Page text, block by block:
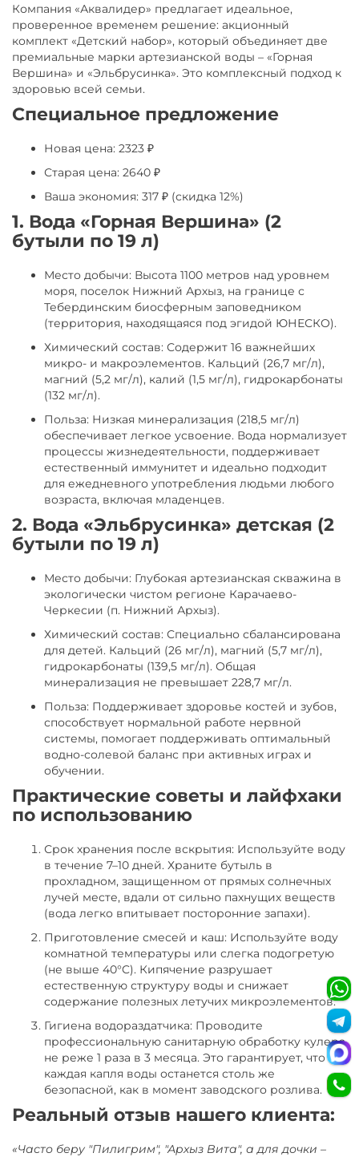
Компания «Аквалидер» предлагает идеальное,
проверенное временем решение: акционный
комплект «Детский набор», который объединяет две
премиальные марки артезианской воды – «Горная
Вершина» и «Эльбрусинка». Это комплексный подход к
здоровью всей семьи.
Специальное предложение
Новая цена: 2323 ₽
Старая цена: 2640 ₽
Ваша экономия: 317 ₽ (скидка 12%)
1. Вода «Горная Вершина» (2
бутыли по 19 л)
Место добычи: Высота 1100 метров над уровнем
моря, поселок Нижний Архыз, на границе с
Тебердинским биосферным заповедником
(территория, находящаяся под эгидой ЮНЕСКО).
Химический состав: Содержит 16 важнейших
микро- и макроэлементов. Кальций (26,7 мг/л),
магний (5,2 мг/л), калий (1,5 мг/л), гидрокарбонаты
(132 мг/л).
Польза: Низкая минерализация (218,5 мг/л)
обеспечивает легкое усвоение. Вода нормализует
процессы жизнедеятельности, поддерживает
естественный иммунитет и идеально подходит
для ежедневного употребления людьми любого
возраста, включая младенцев.
2. Вода «Эльбрусинка» детская (2
бутыли по 19 л)
Место добычи: Глубокая артезианская скважина в
экологически чистом регионе Карачаево-
Черкесии (п. Нижний Архыз).
Химический состав: Специально сбалансирована
для детей. Кальций (26 мг/л), магний (5,7 мг/л),
гидрокарбонаты (139,5 мг/л). Общая
минерализация не превышает 228,7 мг/л.
Польза: Поддерживает здоровье костей и зубов,
способствует нормальной работе нервной
системы, помогает поддерживать оптимальный
водно-солевой баланс при активных играх и
обучении.
Практические советы и лайфхаки
по использованию
Срок хранения после вскрытия: Используйте воду
в течение 7–10 дней. Храните бутыль в
прохладном, защищенном от прямых солнечных
лучей месте, вдали от сильно пахнущих веществ
(вода легко впитывает посторонние запахи).
Приготовление смесей и каш: Используйте воду
комнатной температуры или слегка подогретую
(не выше 40°C). Кипячение разрушает
естественную структуру воды и снижает
содержание полезных летучих микроэлементов.
Гигиена водораздатчика: Проводите
профессиональную санитарную обработку кулера
не реже 1 раза в 3 месяца. Это гарантирует, что
каждая капля воды останется столь же
безопасной, как в момент заводского розлива.
Реальный отзыв нашего клиента:
«Часто беру "Пилигрим", "Архыз Вита", а для дочки –